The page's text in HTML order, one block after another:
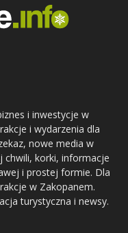
i inwestycje w
i wydarzenia dla
nowe media w
chwili, korki, informacje
i prostej formie. Dla
w Zakopanem.
turystyczna i newsy.